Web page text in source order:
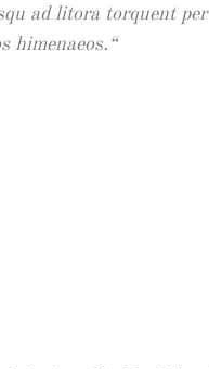
ad litora torquent per
himenaeos.